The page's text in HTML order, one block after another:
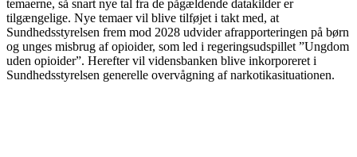
temaerne, så snart nye tal fra de pågældende datakilder er
tilgængelige. Nye temaer vil blive tilføjet i takt med, at
Sundhedsstyrelsen frem mod 2028 udvider afrapporteringen på børn
og unges misbrug af opioider, som led i regeringsudspillet ”Ungdom
uden opioider”. Herefter vil vidensbanken blive inkorporeret i
Sundhedsstyrelsen generelle overvågning af narkotikasituationen.